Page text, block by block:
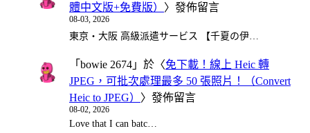
體中文版+免費版） 〉發佈留言
08-03, 2026
東京・大阪 高級派遣サービス 【千夏の伊…
「 bowie 2674 」於〈免下載！線上 Heic 轉
JPEG，可批次處理最多 50 張照片！（Convert
Heic to JPEG） 〉發佈留言
08-02, 2026
Love that I can batc…